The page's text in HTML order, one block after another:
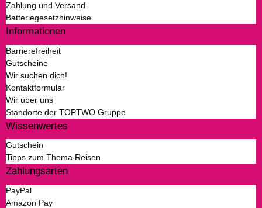
Zahlung und Versand
Batteriegesetzhinweise
Informationen
Barrierefreiheit
Gutscheine
Wir suchen dich!
Kontaktformular
Wir über uns
Standorte der TOPTWO Gruppe
Wissenwertes
Gutschein
Tipps zum Thema Reisen
Zahlungsarten
PayPal
Amazon Pay